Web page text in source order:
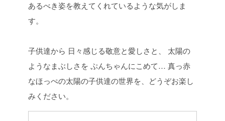
あるべき姿を教えてくれているような気がしま
す。
子供達から 日々感じる敬意と愛しさと、 太陽の
ようなまぶしさを ぷんちゃんにこめて… 真っ赤
なほっぺの太陽の子供達の世界を、どうぞお楽し
みください。